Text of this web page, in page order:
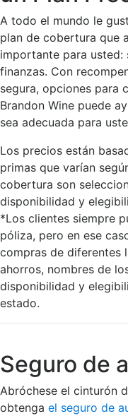
A todo el mundo le
plan de cobertura que
importante para usted:
finanzas. Con
segura, opciones para
Brandon Wine puede
sea adecuada para
Los precios están
primas que varían
cobertura son
disponibilidad y
*Los clientes siempre
póliza, pero en ese
compras de diferentes
ahorros, nombres de
disponibilidad y
estado.
Seguro de
Abróchese el cinturón
obtenga el seguro de